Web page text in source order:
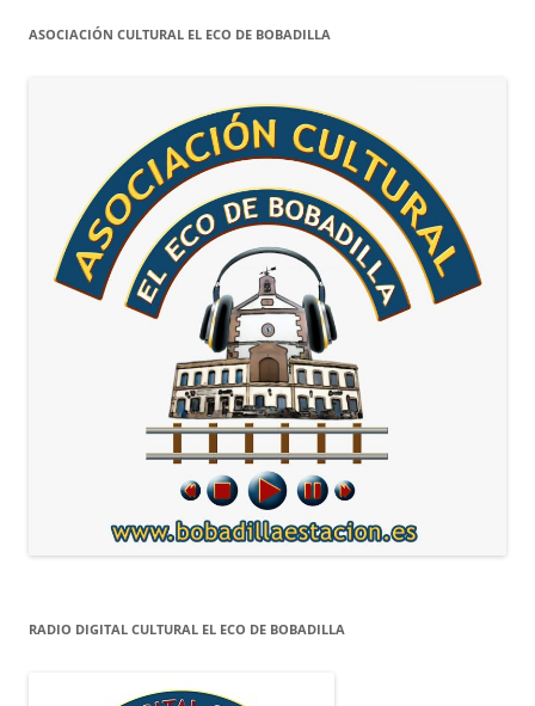
ASOCIACIÓN CULTURAL EL ECO DE BOBADILLA
RADIO DIGITAL CULTURAL EL ECO DE BOBADILLA